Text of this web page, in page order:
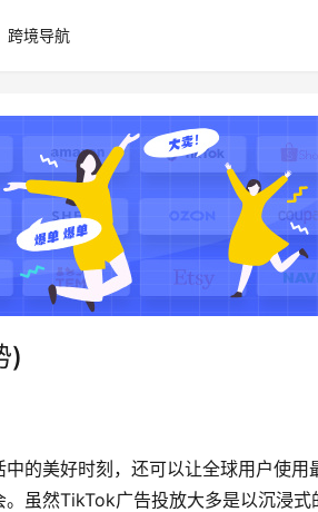
跨境导航
)
的美好时刻，还可以让全球用户使用
虽然TikTok广告投放大多是以沉浸式